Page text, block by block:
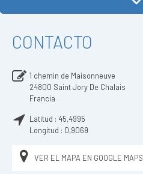
CONTACTO
1 chemin de Maisonneuve
24800 Saint Jory De Chalais
Francia
Latitud : 45,4995
Longitud : 0,9069
VER EL MAPA EN GOOGLE MAPS